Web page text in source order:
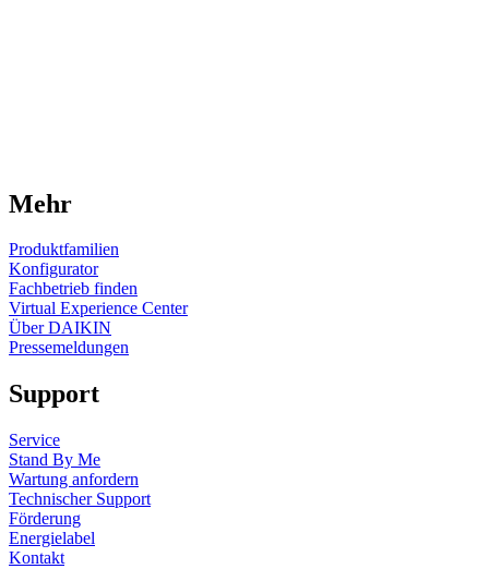
Mehr
Produktfamilien
Konfigurator
Fachbetrieb finden
Virtual Experience Center
Über DAIKIN
Pressemeldungen
Support
Service
Stand By Me
Wartung anfordern
Technischer Support
Förderung
Energielabel
Kontakt